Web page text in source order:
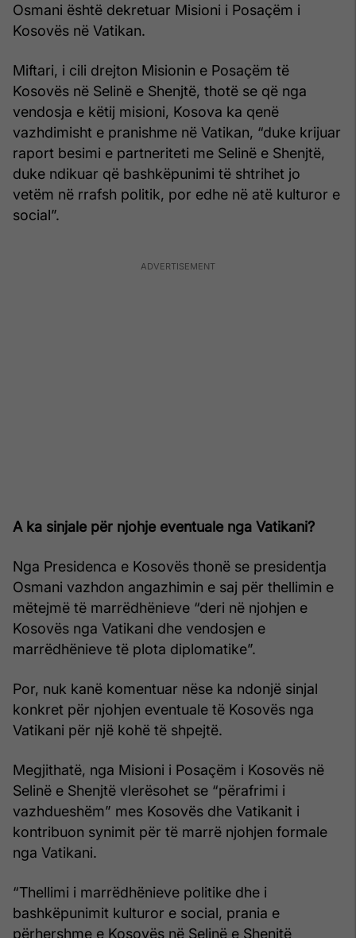
Osmani është dekretuar Misioni i Posaçëm i
Kosovës në Vatikan.
Miftari, i cili drejton Misionin e Posaçëm të
Kosovës në Selinë e Shenjtë, thotë se që nga
vendosja e këtij misioni, Kosova ka qenë
vazhdimisht e pranishme në Vatikan, “duke krijuar
raport besimi e partneriteti me Selinë e Shenjtë,
duke ndikuar që bashkëpunimi të shtrihet jo
vetëm në rrafsh politik, por edhe në atë kulturor e
social”.
A ka sinjale për njohje eventuale nga Vatikani?
Nga Presidenca e Kosovës thonë se presidentja
Osmani vazhdon angazhimin e saj për thellimin e
mëtejmë të marrëdhënieve “deri në njohjen e
Kosovës nga Vatikani dhe vendosjen e
marrëdhënieve të plota diplomatike”.
Por, nuk kanë komentuar nëse ka ndonjë sinjal
konkret për njohjen eventuale të Kosovës nga
Vatikani për një kohë të shpejtë.
Megjithatë, nga Misioni i Posaçëm i Kosovës në
Selinë e Shenjtë vlerësohet se “përafrimi i
vazhdueshëm” mes Kosovës dhe Vatikanit i
kontribuon synimit për të marrë njohjen formale
nga Vatikani.
“Thellimi i marrëdhënieve politike dhe i
bashkëpunimit kulturor e social, prania e
përhershme e Kosovës në Selinë e Shenjtë